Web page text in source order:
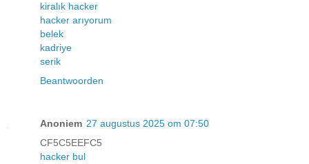
kiralık hacker
hacker arıyorum
belek
kadriye
serik
Beantwoorden
Anoniem 27 augustus 2025 om 07:50
CF5C5EEFC5
hacker bul